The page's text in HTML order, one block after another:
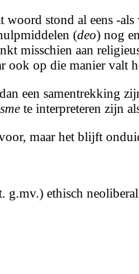
woord stond al eens -
(deo) nog
misschien aan
ook op die manier valt
een samentrekking
te interpreteren zijn
maar het blijft
g.mv.) ethisch